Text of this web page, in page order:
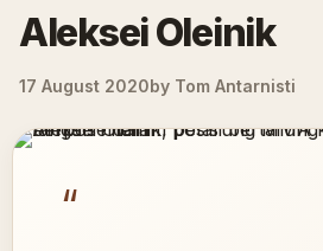
Aleksei Oleinik
17 August 2020by Tom Antarnisti
“